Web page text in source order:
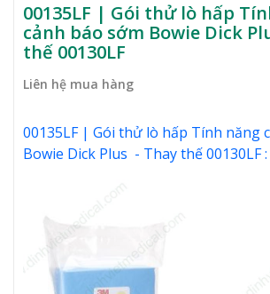
00135LF | Gói thử lò hấp
cảnh báo sớm Bowie Dick
thế 00130LF
Liên hệ mua hàng
00135LF | Gói thử lò hấp Tính năng
Bowie Dick Plus - Thay thế 00130LF :